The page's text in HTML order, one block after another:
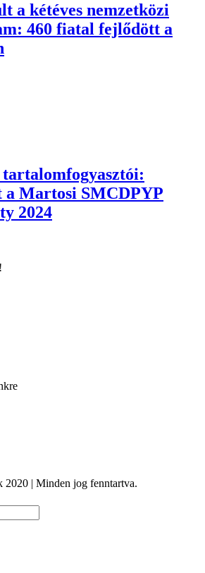
a kétéves nemzetközi
460 fiatal fejlődött a
Martosi SMCDPYP
2024
| Minden jog fenntartva.